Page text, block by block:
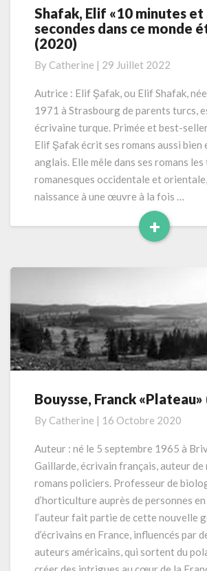
Shafak,
Elif
«10
et
38
dans
ce
monde
étrange
»
(2020)
Shafak, Elif «10 minutes et
secondes dans ce monde
(2020)
By Catherine | 29 Juillet 2022
Autrice : Elif Şafak, ou Elif Shafak,
1971 à Strasbourg de parents turcs,
écrivaine turque. Primée et best-
Elif Şafak écrit ses romans aussi bien
anglais. Elle mêle dans ses romans
romanesques occidentale et
naissance à une œuvre à la fois …
+
Read
Bouysse,
«Plateau»
(2016)
Bouysse, Franck
By Catherine | 16 Octobre 2020
Auteur : né le 5 septembre 1965 à
Gaillarde, écrivain français, auteur de
romans policiers. Professeur de
d’horticulture auprès de personnes
l’auteur fait partie de cette nouvelle
d’écrivains en France, influencés par
auteurs américains, qui sortent du